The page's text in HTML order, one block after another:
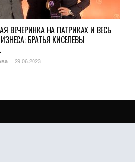
ВЕЧЕРИНКА НА ПАТРИКАХ И ВЕСЬ
БРАТЬЯ КИСЕЛЕВЫ
- 29.06.2023